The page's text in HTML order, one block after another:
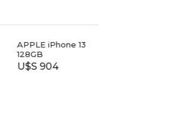
APPLE iPhone 13
128GB
U$S 904